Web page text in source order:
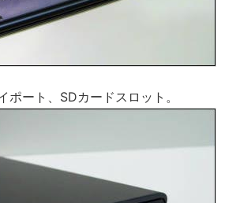
ート、SDカードスロット。